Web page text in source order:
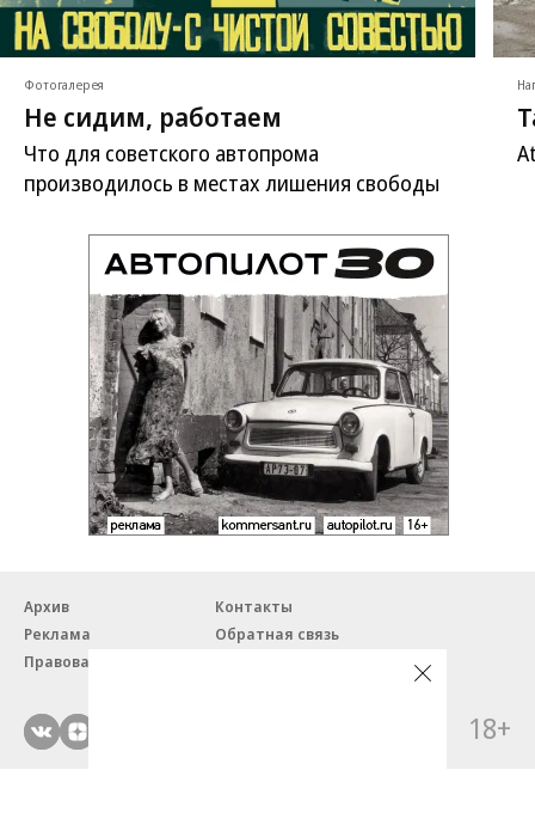
Фотогалерея
Не сидим, работаем
Что для советского автопрома
производилось в местах лишения свободы
Архив
Контакты
Реклама
Обратная связь
Правовая информация
18+